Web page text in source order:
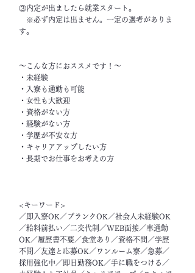
③内定が出ましたら就業スタート。
※必ず内定は出ません。一定の選考がありま
す。
～こんな方におススメです！～
・未経験
・入寮も通勤も可能
・女性も大歓迎
・資格がない方
・経験がない方
・学歴が不安な方
・キャリアアップしたい方
・長期でお仕事をお考えの方
<キーワード>
／即入寮OK／ブランクOK／社会人未経験OK
／給料前払い／二交代制／WEB面接／車通勤
OK／履歴書不要／食堂あり／資格不問／学歴
不問／友達と応募OK／ワンルーム寮／急募／
採用強化中／即日勤務OK／手に職をつける／